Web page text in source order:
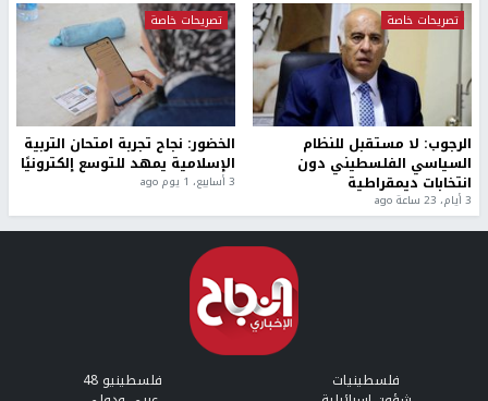
تصريحات خاصة
الرجوب: لا مستقبل للنظام
السياسي الفلسطيني دون
انتخابات ديمقراطية
3 أيام، 23 ساعة ago
تصريحات خاصة
الخضور: نجاح تجربة امتحان التربية
الإسلامية يمهد للتوسع إلكترونيًا
3 أسابيع، 1 يوم ago
فلسطينيات فلسطينيو 48